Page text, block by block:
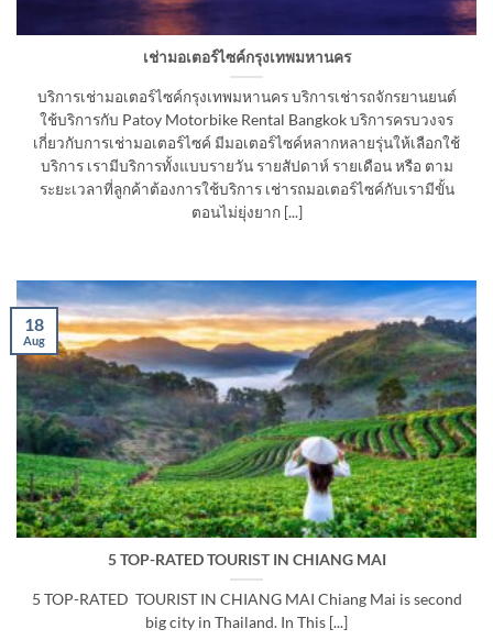
เช่ามอเตอร์ไซค์กรุงเทพมหานคร
บริการเช่ามอเตอร์ไซค์กรุงเทพมหานคร บริการเช่ารถจักรยานยนต์
ใช้บริการกับ Patoy Motorbike Rental Bangkok บริการครบวงจร
เกี่ยวกับการเช่ามอเตอร์ไซค์ มีมอเตอร์ไซค์หลากหลายรุ่นให้เลือกใช้
บริการ เรามีบริการทั้งแบบรายวัน รายสัปดาห์ รายเดือน หรือ ตาม
ระยะเวลาที่ลูกค้าต้องการใช้บริการ เช่ารถมอเตอร์ไซค์กับเรามีขั้น
ตอนไม่ยุ่งยาก [...]
5 TOP-RATED TOURIST IN CHIANG MAI
5 TOP-RATED TOURIST IN CHIANG MAI Chiang Mai is second
big city in Thailand. In This [...]
18
Aug